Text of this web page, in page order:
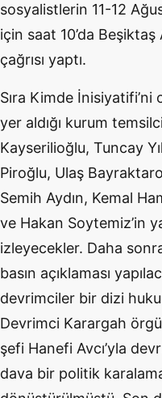
sosyalistlerin 11-12
için saat 10’da
çağrısı yaptı.
Sıra Kimde İnisiyatifi’ni
yer aldığı kurum
Kayserilioğlu, Tuncay
Piroğlu, Ulaş
Semih Aydın, Kemal
ve Hakan Soytemiz’in
izleyecekler. Daha
basın açıklaması
devrimciler bir dizi
Devrimci Karargah
şefi Hanefi Avcı’yla
dava bir politik